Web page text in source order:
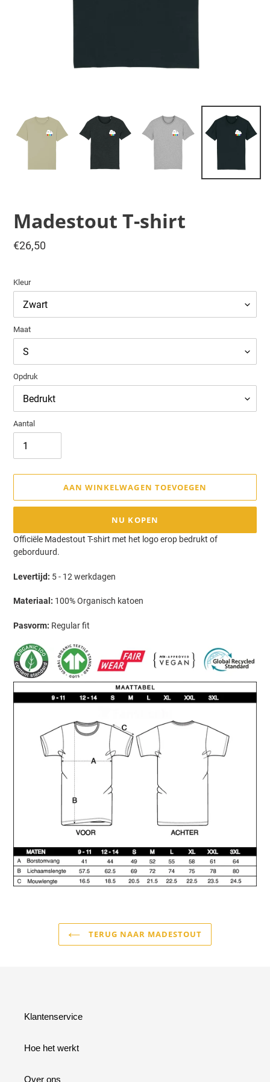
Madestout T-shirt
Normale
€26,50
Kleur
Maat
Opdruk
Aantal
AAN WINKELWAGEN TOEVOEGEN
NU KOPEN
Product
toegevoegen
uw
Officiële Madestout T-shirt met het logo erop bedrukt of
geborduurd.
Levertijd: 5 - 12 werkdagen
Materiaal: 100% Organisch katoen
Pasvorm: Regular fit
TERUG NAAR MADESTOUT
Klantenservice
Hoe het werkt
Over ons